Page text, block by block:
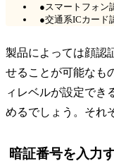
●スマートフォン
●交通系ICカード
製品によっては顔認
せることが可能なも
ィレベルが設定でき
めるでしょう。それ
暗証番号を入力